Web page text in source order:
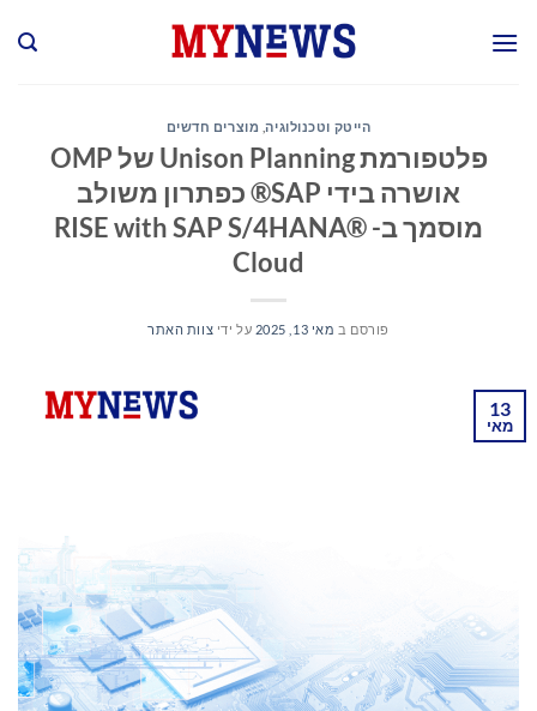
הייטק וטכנולוגיה, מוצרים חדשים
פלטפורמת Unison Planning של OMP
אושרה בידי SAP® כפתרון משולב
מוסמך ב- RISE with SAP S/4HANA®
Cloud
פורסם ב מאי 13, 2025 על ידי צוות האתר
13
מאי